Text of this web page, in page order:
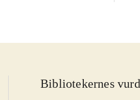
Bibliotekernes